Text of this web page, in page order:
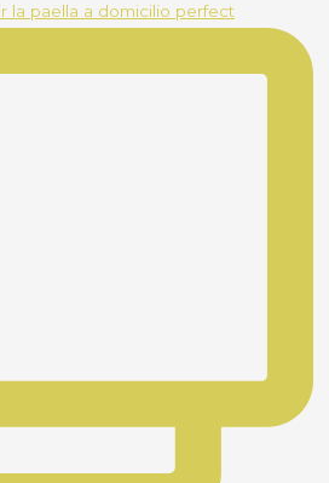
la paella a domicilio perfect